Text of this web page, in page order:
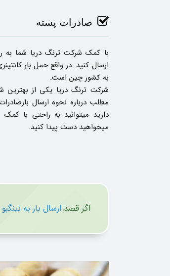
صادرات پسته
با کمک شرکت ترنگ دریا شما به
ارسال کنید. در واقع حمل بار
به کشور چین است.
شرکت ترنگ دریا یکی از
مطلب درباره نحوه ارسال
دارید میتوانید به راحتی با
میخواهید دست پیدا کنید.
اگر قصدارسال بار به